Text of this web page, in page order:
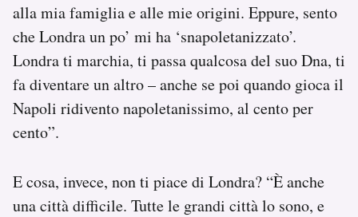
alla mia famiglia e alle mie origini. Eppure, sento
che Londra un po’ mi ha ‘snapoletanizzato’.
Londra ti marchia, ti passa qualcosa del suo Dna, ti
fa diventare un altro – anche se poi quando gioca il
Napoli ridivento napoletanissimo, al cento per
cento”.
E cosa, invece, non ti piace di Londra? “È anche
una città difficile. Tutte le grandi città lo sono, e